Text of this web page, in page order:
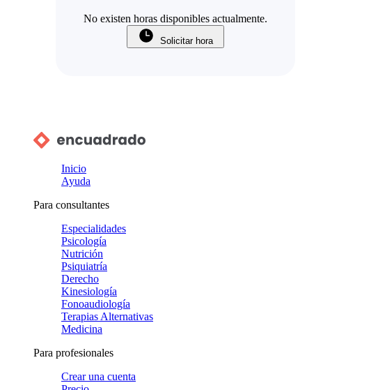
No existen horas disponibles actualmente.
Solicitar hora
Inicio
Ayuda
Para consultantes
Especialidades
Psicología
Nutrición
Psiquiatría
Derecho
Kinesiología
Fonoaudiología
Terapias Alternativas
Medicina
Para profesionales
Crear una cuenta